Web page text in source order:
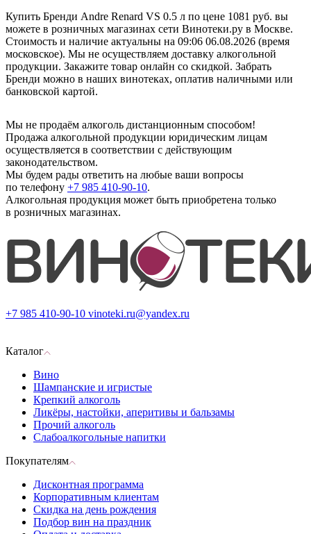
Купить Бренди Andre Renard VS 0.5 л по цене 1081 руб. вы
можете в розничных магазинах сети Винотеки.ру в Москве.
Стоимость и наличие актуальны на 09:06 06.08.2026 (время
московское). Мы не осуществляем доставку алкогольной
продукции. Закажите товар онлайн со скидкой. Забрать
Бренди можно в наших винотеках, оплатив наличными или
банковской картой.
Мы не продаём алкоголь дистанционным способом!
Продажа алкогольной продукции юридическим лицам
осуществляется в соответствии с действующим
законодательством.
Мы будем рады ответить на любые ваши вопросы
по телефону +7 985 410-90-10.
Алкогольная продукция может быть приобретена только
в розничных магазинах.
+7 985 410-90-10 vinoteki.ru@yandex.ru
Каталог
Вино
Шампанские и игристые
Крепкий алкоголь
Ликёры, настойки, аперитивы и бальзамы
Прочий алкоголь
Слабоалкогольные напитки
Покупателям
Дисконтная программа
Корпоративным клиентам
Скидка на день рождения
Подбор вин на праздник